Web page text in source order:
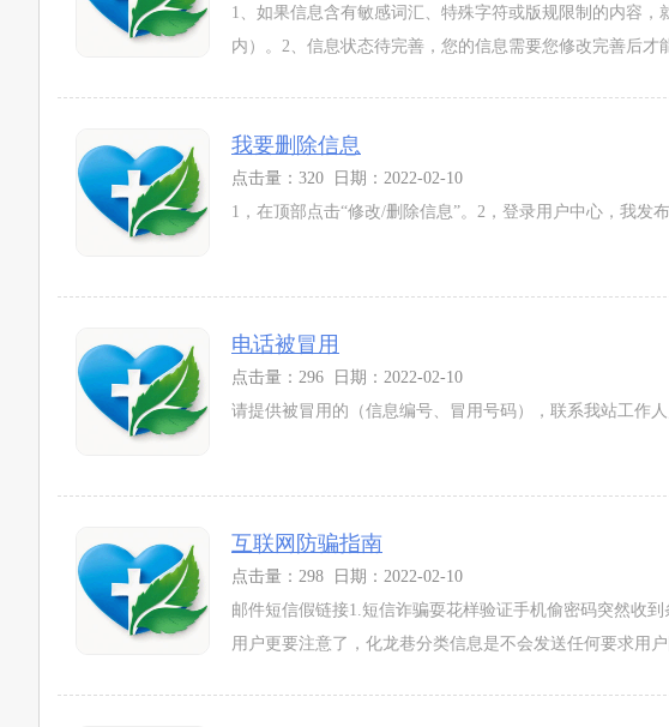
1、如果信息含有敏感词汇、特殊字符或版规限制的内容
内）。2、信息状态待完善，您的信息需要您修改完善后才
我要删除信息
点击量：320 日期：2022-02-10
1，在顶部点击“修改/删除信息”。2，登录用户中心，我发
电话被冒用
点击量：296 日期：2022-02-10
请提供被冒用的（信息编号、冒用号码），联系我站工作
互联网防骗指南
点击量：298 日期：2022-02-10
邮件短信假链接1.短信诈骗耍花样验证手机偷密码突然收
用户更要注意了，化龙巷分类信息是不会发送任何要求用